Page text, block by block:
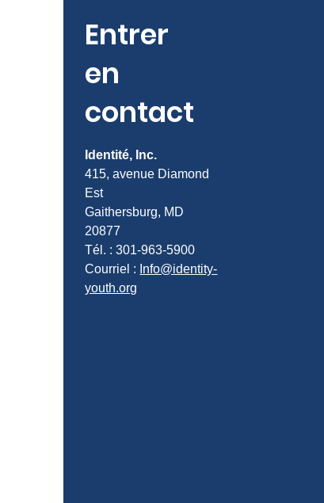
Entrer
en
contact
Identité, Inc.
415, avenue Diamond
Est
Gaithersburg, MD
20877
Tél. : 301-963-5900
Courriel : Info@identity-
youth.org